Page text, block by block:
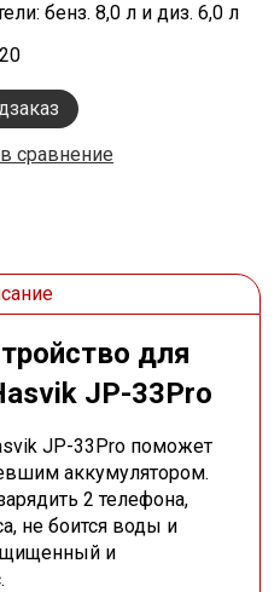
бенз. 8,0 л и диз. 6,0 л
сравнение
для
JP-33Pro
JP-33Pro поможет
аккумулятором.
2 телефона,
не боится воды и
и